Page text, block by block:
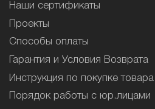
Наши сертификаты
Проекты
Способы оплаты
Гарантия и Условия Возврата
Инструкция по покупке товара
Порядок работы с юр.лицами